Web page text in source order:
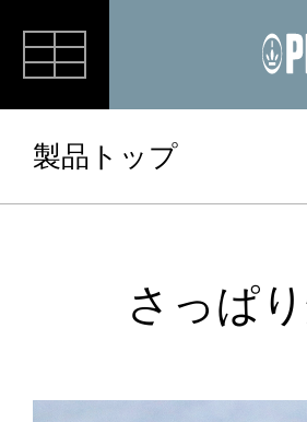
RECIPE
製品トップ
さっぱ